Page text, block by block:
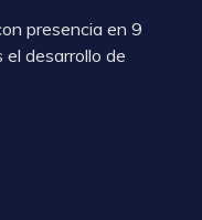
presencia en 9
desarrollo de